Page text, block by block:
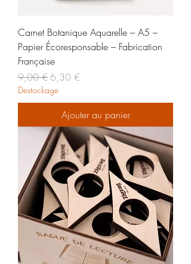
Carnet Botanique Aquarelle – A5 –
Papier Écoresponsable – Fabrication
Française
Prix original
9,00 €Prix promotionnel
6,30 €
Destockage
Ajouter au panier